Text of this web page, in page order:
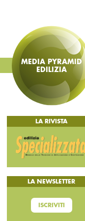
MEDIA PYRAMID
EDILIZIA
LA RIVISTA
LA NEWSLETTER
ISCRIVITI